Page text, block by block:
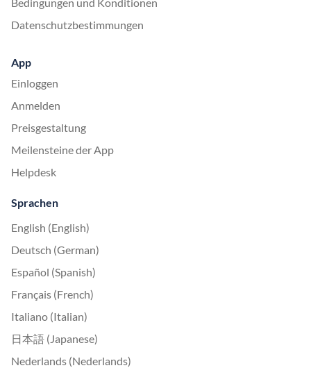
Datenschutzbestimmungen
App
Einloggen
Anmelden
Preisgestaltung
Meilensteine der App
Helpdesk
Sprachen
English (English)
Deutsch (German)
Español (Spanish)
Français (French)
Italiano (Italian)
日本語 (Japanese)
Nederlands (Nederlands)